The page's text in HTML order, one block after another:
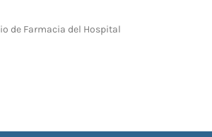
de Farmacia del Hospital